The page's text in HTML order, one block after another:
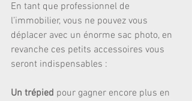
En tant que professionnel de
l’immobilier, vous ne pouvez vous
déplacer avec un énorme sac photo, en
revanche ces petits accessoires vous
seront indispensables :
Un trépied pour gagner encore plus en